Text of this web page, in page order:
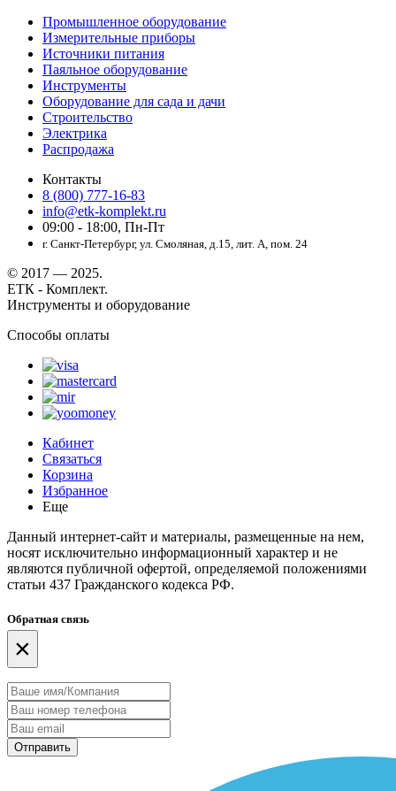
Промышленное оборудование
Измерительные приборы
Источники питания
Паяльное оборудование
Инструменты
Оборудование для сада и дачи
Строительство
Электрика
Распродажа
Контакты
8 (800) 777-16-83
info@etk-komplekt.ru
09:00 - 18:00, Пн-Пт
г. Санкт-Петербург, ул. Смоляная, д.15, лит. А, пом. 24
© 2017 — 2025.
ЕТК - Комплект.
Инструменты и оборудование
Способы оплаты
Кабинет
Связаться
Корзина
Избранное
Еще
Данный интернет-сайт и материалы, размещенные на нем,
носят исключительно информационный характер и не
являются публичной офертой, определяемой положениями
статьи 437 Гражданского кодекса РФ.
Обратная связь
×
Отправить